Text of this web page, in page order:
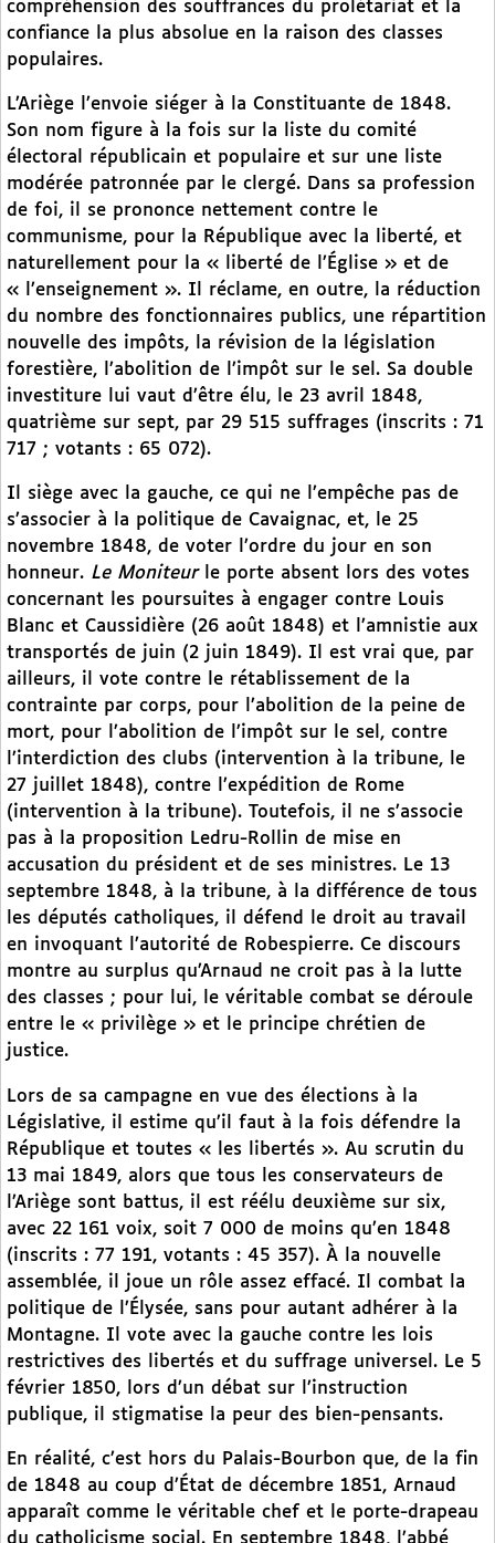
compréhension des souffrances du prolétariat et la
confiance la plus absolue en la raison des classes
populaires.
L’Ariège l’envoie siéger à la Constituante de 1848.
Son nom figure à la fois sur la liste du comité
électoral républicain et populaire et sur une liste
modérée patronnée par le clergé. Dans sa profession
de foi, il se prononce nettement contre le
communisme, pour la République avec la liberté, et
naturellement pour la « liberté de l’Église » et de
« l’enseignement ». Il réclame, en outre, la réduction
du nombre des fonctionnaires publics, une répartition
nouvelle des impôts, la révision de la législation
forestière, l’abolition de l’impôt sur le sel. Sa double
investiture lui vaut d’être élu, le 23 avril 1848,
quatrième sur sept, par 29 515 suffrages (inscrits : 71
717 ; votants : 65 072).
Il siège avec la gauche, ce qui ne l’empêche pas de
s’associer à la politique de Cavaignac, et, le 25
novembre 1848, de voter l’ordre du jour en son
honneur. Le Moniteurle porte absent lors des votes
concernant les poursuites à engager contre Louis
Blanc et Caussidière (26 août 1848) et l’amnistie aux
transportés de juin (2 juin 1849). Il est vrai que, par
ailleurs, il vote contre le rétablissement de la
contrainte par corps, pour l’abolition de la peine de
mort, pour l’abolition de l’impôt sur le sel, contre
l’interdiction des clubs (intervention à la tribune, le
27 juillet 1848), contre l’expédition de Rome
(intervention à la tribune). Toutefois, il ne s’associe
pas à la proposition Ledru-Rollin de mise en
accusation du président et de ses ministres. Le 13
septembre 1848, à la tribune, à la différence de tous
les députés catholiques, il défend le droit au travail
en invoquant l’autorité de Robespierre. Ce discours
montre au surplus qu’Arnaud ne croit pas à la lutte
des classes ; pour lui, le véritable combat se déroule
entre le « privilège » et le principe chrétien de
justice.
Lors de sa campagne en vue des élections à la
Législative, il estime qu’il faut à la fois défendre la
République et toutes « les libertés ». Au scrutin du
13 mai 1849, alors que tous les conservateurs de
l’Ariège sont battus, il est réélu deuxième sur six,
avec 22 161 voix, soit 7 000 de moins qu’en 1848
(inscrits : 77 191, votants : 45 357). À la nouvelle
assemblée, il joue un rôle assez effacé. Il combat la
politique de l’Élysée, sans pour autant adhérer à la
Montagne. Il vote avec la gauche contre les lois
restrictives des libertés et du suffrage universel. Le 5
février 1850, lors d’un débat sur l’instruction
publique, il stigmatise la peur des bien-pensants.
En réalité, c’est hors du Palais-Bourbon que, de la fin
de 1848 au coup d’État de décembre 1851, Arnaud
apparaît comme le véritable chef et le porte-drapeau
du catholicisme social. En septembre 1848, l’abbé